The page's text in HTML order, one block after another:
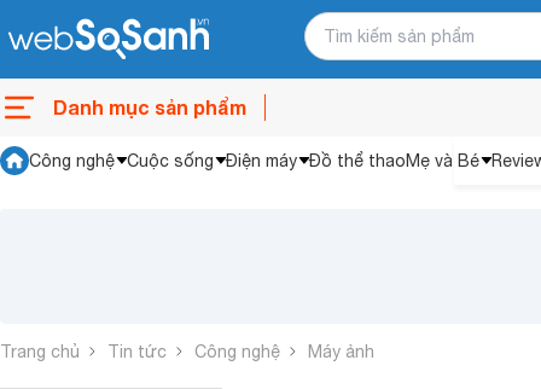
Danh mục sản phẩm
Công nghệ Cuộc sống Điện máy Đồ thể thaoMẹ và Bé
Trang chủ Tin tức Công nghệ Máy ảnh